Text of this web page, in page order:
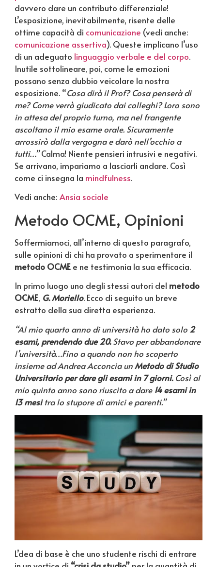
davvero dare un contributo differenziale!
L’esposizione, inevitabilmente, risente delle
ottime capacità di comunicazione (vedi anche:
comunicazione assertiva). Queste implicano l’uso
di un adeguato linguaggio verbale e del corpo.
Inutile sottolineare, poi, come le emozioni
possano senza dubbio veicolare la nostra
esposizione. “Cosa dirà il Prof? Cosa penserà di
me? Come verrò giudicato dai colleghi? Loro sono
in attesa del proprio turno, ma nel frangente
ascoltano il mio esame orale. Sicuramente
arrossirò dalla vergogna e darò nell’occhio a
tutti…”Calma! Niente pensieri intrusivi e negativi.
Se arrivano, impariamo a lasciarli andare. Così
come ci insegna la mindfulness.
Vedi anche: Ansia sociale
Metodo OCME, Opinioni
Soffermiamoci, all’interno di questo paragrafo,
sulle opinioni di chi ha provato a sperimentare il
metodo OCME e ne testimonia la sua efficacia.
In primo luogo uno degli stessi autori del metodo
OCME, G. Moriello. Ecco di seguito un breve
estratto della sua diretta esperienza.
“Al mio quarto anno di università ho dato solo 2
esami, prendendo due 20.Stavo per abbandonare
l’università…Fino a quando non ho scoperto
insieme ad Andrea Acconcia unMetodo di Studio
Universitario per dare gli esami in 7 giorni.Così al
mio quinto anno sono riuscito a dare 14 esami in
13 mesitra lo stupore di amici e parenti.”
L’dea di base è che uno studente rischi di entrare